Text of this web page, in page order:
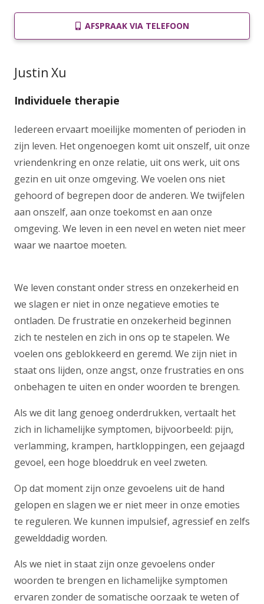
Justin Xu
Individuele therapie
Iedereen ervaart moeilijke momenten of perioden in
zijn leven. Het ongenoegen komt uit onszelf, uit onze
vriendenkring en onze relatie, uit ons werk, uit ons
gezin en uit onze omgeving. We voelen ons niet
gehoord of begrepen door de anderen. We twijfelen
aan onszelf, aan onze toekomst en aan onze
omgeving. We leven in een nevel en weten niet meer
waar we naartoe moeten.
We leven constant onder stress en onzekerheid en
we slagen er niet in onze negatieve emoties te
ontladen. De frustratie en onzekerheid beginnen
zich te nestelen en zich in ons op te stapelen. We
voelen ons geblokkeerd en geremd. We zijn niet in
staat ons lijden, onze angst, onze frustraties en ons
onbehagen te uiten en onder woorden te brengen.
Als we dit lang genoeg onderdrukken, vertaalt het
zich in lichamelijke symptomen, bijvoorbeeld: pijn,
verlamming, krampen, hartkloppingen, een gejaagd
gevoel, een hoge bloeddruk en veel zweten.
Op dat moment zijn onze gevoelens uit de hand
gelopen en slagen we er niet meer in onze emoties
te reguleren. We kunnen impulsief, agressief en zelfs
gewelddadig worden.
Als we niet in staat zijn onze gevoelens onder
woorden te brengen en lichamelijke symptomen
ervaren zonder de somatische oorzaak te weten of
AFSPRAAK VIA TELEFOON